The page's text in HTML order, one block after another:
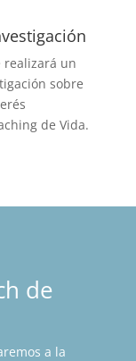
realizará un
sobre
de Vida.
de
a la